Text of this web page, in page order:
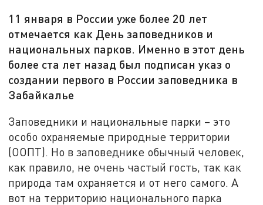
11 января в России уже более 20 лет
отмечается как День заповедников и
национальных парков. Именно в этот день
более ста лет назад был подписан указ о
создании первого в России заповедника в
Забайкалье
Заповедники и национальные парки – это
особо охраняемые природные территории
(ООПТ). Но в заповеднике обычный человек,
как правило, не очень частый гость, так как
природа там охраняется и от него самого. А
вот на территорию национального парка